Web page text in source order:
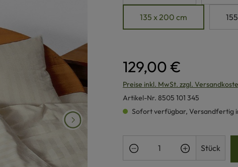
135 x 200 cm
129,00 €
Preise inkl. MwSt. zzgl.
Artikel-Nr. 8505 101 345
Sofort verfügbar, Versandfertig
Produkt Anzahl:
Stück